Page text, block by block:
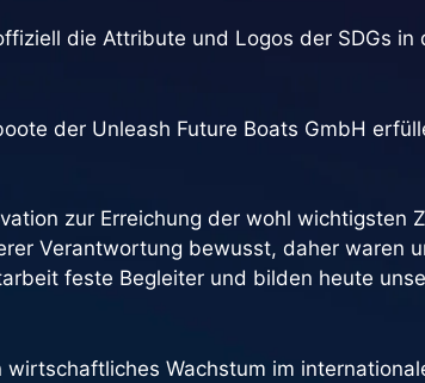
die Attribute und Logos der SDGs in
der Unleash Future Boats GmbH
zur Erreichung der wohl wichtigsten
Verantwortung bewusst, daher waren
feste Begleiter und bilden heute
Wachstum im